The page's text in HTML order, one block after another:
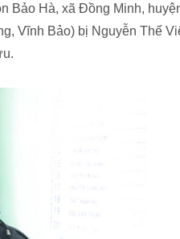
Bảo Hà, xã Đồng Minh,
Vĩnh Bảo) bị Nguyễn Thế